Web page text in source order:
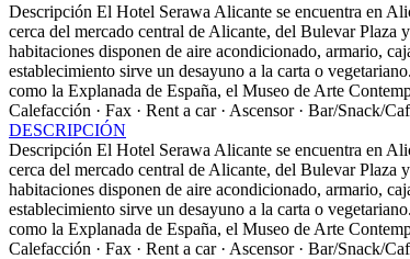
Descripción El Hotel Serawa Alicante se encuentra en
cerca del mercado central de Alicante, del Bulevar
habitaciones disponen de aire acondicionado, armario,
establecimiento sirve un desayuno a la carta o
como la Explanada de España, el Museo de Arte
Calefacción · Fax · Rent a car · Ascensor · Bar/Snack/
DESCRIPCIÓN
Descripción El Hotel Serawa Alicante se encuentra en
cerca del mercado central de Alicante, del Bulevar
habitaciones disponen de aire acondicionado, armario,
establecimiento sirve un desayuno a la carta o
como la Explanada de España, el Museo de Arte
Calefacción · Fax · Rent a car · Ascensor · Bar/Snack/